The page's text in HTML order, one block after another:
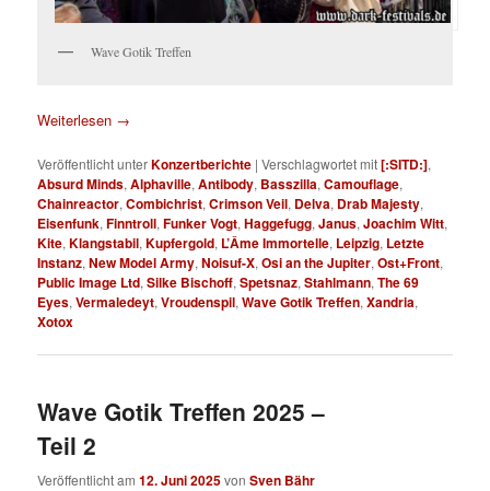
Wave Gotik Treffen
Weiterlesen →
Veröffentlicht unterKonzertberichte |Verschlagwortet mit[:SITD:],
Absurd Minds,Alphaville,Antibody, Basszilla,Camouflage,
Chainreactor,Combichrist,Crimson Veil, Delva, Drab Majesty,
Eisenfunk,Finntroll,Funker Vogt,Haggefugg,Janus,Joachim Witt,
Kite,Klangstabil,Kupfergold, L’Âme Immortelle, Leipzig, Letzte
Instanz,New Model Army,Noisuf-X,Osi an the Jupiter,Ost+Front,
Public Image Ltd,Silke Bischoff,Spetsnaz,Stahlmann,The 69
Eyes,Vermaledeyt,Vroudenspil,Wave Gotik Treffen,Xandria,
Xotox
Wave Gotik Treffen 2025 –
Teil 2
Veröffentlicht am12. Juni 2025vonSven Bähr